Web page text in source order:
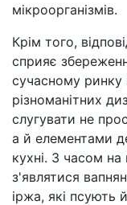
мікроорганізмів.
Крім того,
сприяє
сучасному ринку
різноманітних
слугувати не
а й елементами
кухні. З часом
з'являтися
іржа, які псують